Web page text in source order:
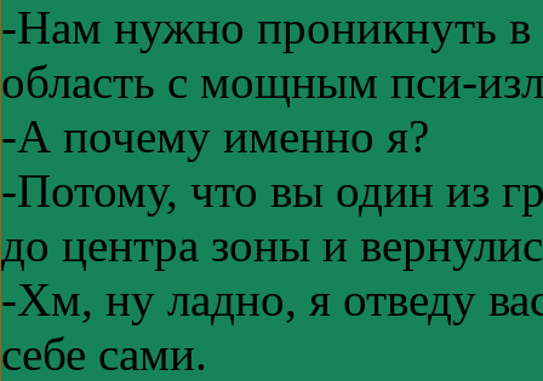
-Нам нужно проникнуть в
область с мощным пси-
-А почему именно я?
-Потому, что вы один из
до центра зоны и
-Хм, ну ладно, я отведу
себе сами.